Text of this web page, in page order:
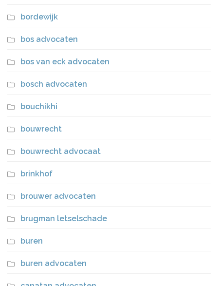
bordewijk
bos advocaten
bos van eck advocaten
bosch advocaten
bouchikhi
bouwrecht
bouwrecht advocaat
brinkhof
brouwer advocaten
brugman letselschade
buren
buren advocaten